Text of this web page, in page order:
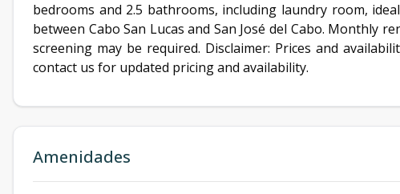
bedrooms and 2.5 bathrooms, including laundry room,
between Cabo San Lucas and San José del Cabo. Monthly
screening may be required. Disclaimer: Prices and
contact us for updated pricing and availability.
Amenidades